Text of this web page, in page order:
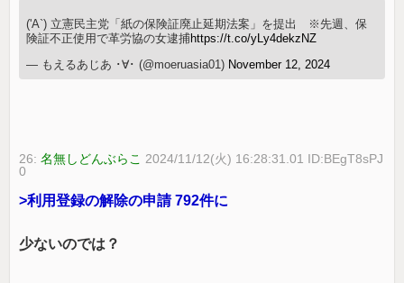
('A`) 立憲民主党「紙の保険証廃止延期法案」を提出 ※先週、保
険証不正使用で革労協の女逮捕https://t.co/yLy4dekzNZ
— もえるあじあ ･∀･ (@moeruasia01) November 12, 2024
26:名無しどんぶらこ 2024/11/12(火) 16:28:31.01 ID:BEgT8sPJ
0
>利用登録の解除の申請 792件に
少ないのでは？